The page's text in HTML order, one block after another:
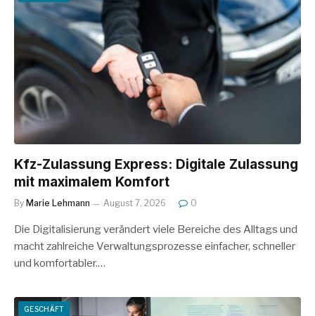
Kfz-Zulassung Express: Digitale Zulassung
mit maximalem Komfort
By Marie Lehmann August 7, 2026 0
Die Digitalisierung verändert viele Bereiche des Alltags und
macht zahlreiche Verwaltungsprozesse einfacher, schneller
und komfortabler.…
GESCHÄFT